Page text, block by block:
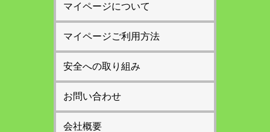
マイページについて
マイページご利用方法
安全への取り組み
お問い合わせ
会社概要